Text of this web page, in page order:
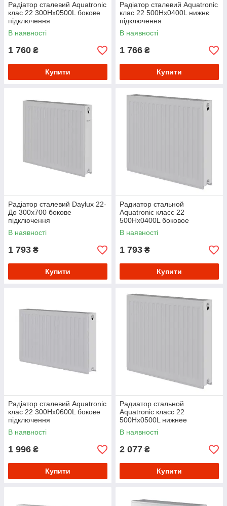
Радіатор сталевий Aquatronic
клас 22 300Hх0500L бокове
підключення
В наявності
1 760 ₴
Купити
Радіатор сталевий Aquatronic
клас 22 500Hх0400L нижнє
підключення
В наявності
1 766 ₴
Купити
Радіатор сталевий Daylux 22-
До 300х700 бокове
підключення
В наявності
1 793 ₴
Купити
Радиатор стальной
Aquatronic класс 22
500Hх0400L боковое
подключение
В наявності
1 793 ₴
Купити
Радіатор сталевий Aquatronic
клас 22 300Hх0600L бокове
підключення
В наявності
1 996 ₴
Купити
Радиатор стальной
Aquatronic класс 22
500Hх0500L нижнее
подключение
В наявності
2 077 ₴
Купити